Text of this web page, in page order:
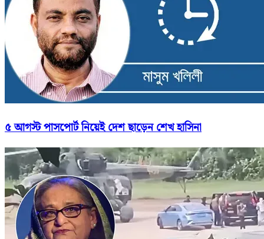
৫ আগস্ট পাসপোর্ট নিয়েই দেশ ছাড়েন শেখ হাসিনা